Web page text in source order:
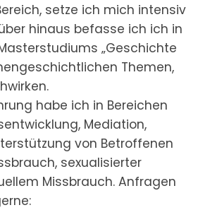
setze ich mich intensiv
hinaus befasse ich ich in
„Geschichte
Themen,
habe ich in Bereichen
Mediation,
von Betroffenen
sexualisierter
Missbrauch. Anfragen